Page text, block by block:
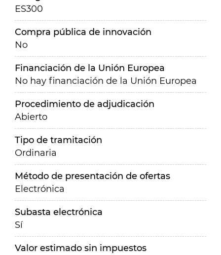
ES300
Compra pública de innovación
No
Financiación de la Unión Europea
No hay financiación de la Unión Europea
Procedimiento de adjudicación
Abierto
Tipo de tramitación
Ordinaria
Método de presentación de ofertas
Electrónica
Subasta electrónica
Sí
Valor estimado sin impuestos